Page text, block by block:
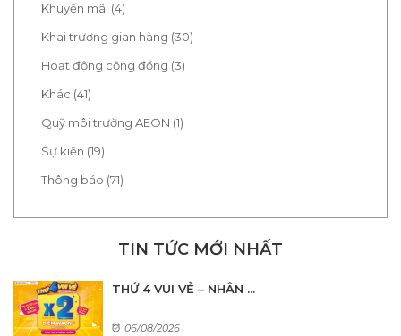
Khuyến mãi (4)
Khai trương gian hàng (30)
Hoạt động cộng đồng (3)
Khác (41)
Quỹ môi trường AEON (1)
Sự kiện (19)
Thông báo (71)
TIN TỨC MỚI NHẤT
THỨ 4 VUI VẺ – NHÂN ...
06/08/2026